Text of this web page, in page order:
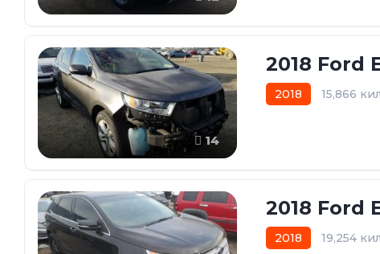
14
2018 Ford
2018 15,866
2018 Ford
2018 19,254